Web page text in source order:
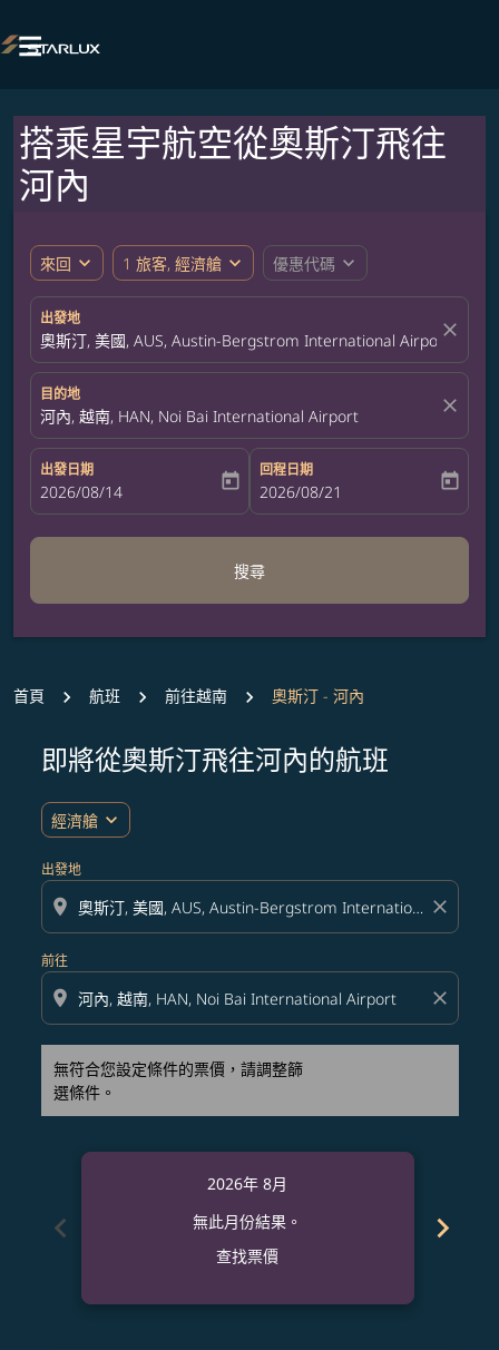

搭乘星宇航空從奧斯汀飛往
河內
來回 expand_more 1 旅客, 經濟艙 expand_more 優惠代碼 expand_more
出發地
奧斯汀, 美國, AUS, Austin-Bergstrom International Airportclose
目的地
河內, 越南, HAN, Noi Bai International Airport close
出發日期
fc-booking-departure-date-aria-label
2026/08/14 today
回程日期
fc-booking-return-date-aria-label
2026/08/21 today
搜尋
首頁 航班 前往越南 奧斯汀 - 河內
即將從奧斯汀飛往河內的航班
經濟艙 expand_more
出發地
location_on close
前往
location_on close
無符合您設定條件的票價，請調整篩
選條件。
無符合您設定條件的票價，請調整篩選條件。
chevron_left
2026年 8月
無此月份結果。
查找票價
chevron_right